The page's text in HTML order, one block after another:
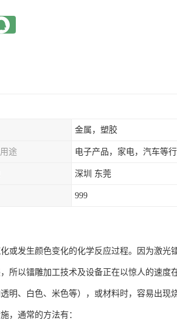
金属，塑胶
途 电子产品，家电，汽车等
深圳 东莞
999
或发生颜色变化的化学反应过程。因为激光
以镭雕加工技术及设备正在以惊人的速度
明、白色、米色等），或材料时，容易出现
，通常的方法有：